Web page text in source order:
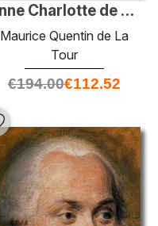
Anne Charlotte de Maillet de Batilly, marchesa de Courcy
Maurice Quentin de La
Tour
€194.00€112.52